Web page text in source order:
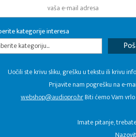
kategorije interesa
kategoriju...
Uočili ste krivu sliku, grešku u tekstu ili krivu
Prijavite nam pogrešku na e-
webshop@audiopro.hrBiti ćemo Vam
​Imate pitanje,